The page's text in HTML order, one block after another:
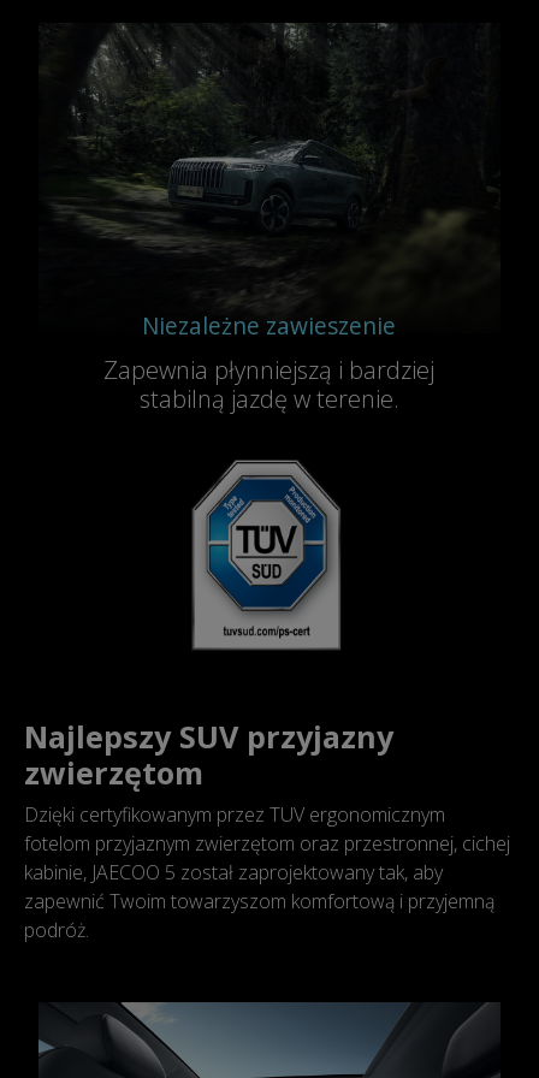
Niezależne zawieszenie
Zapewnia płynniejszą i bardziej
stabilną jazdę w terenie.
Najlepszy SUV przyjazny
zwierzętom
Dzięki certyfikowanym przez TUV ergonomicznym
fotelom przyjaznym zwierzętom oraz przestronnej, cichej
kabinie, JAECOO 5 został zaprojektowany tak, aby
zapewnić Twoim towarzyszom komfortową i przyjemną
podróż.